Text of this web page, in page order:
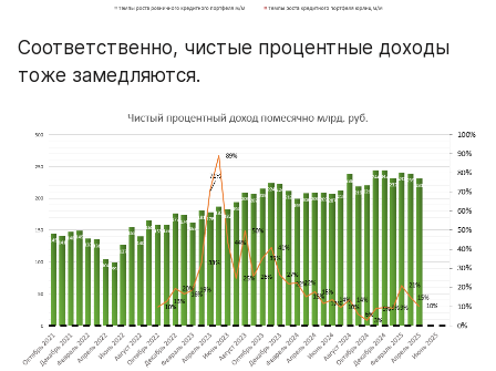
Соответственно, чистые процентные доходы
тоже замедляются.